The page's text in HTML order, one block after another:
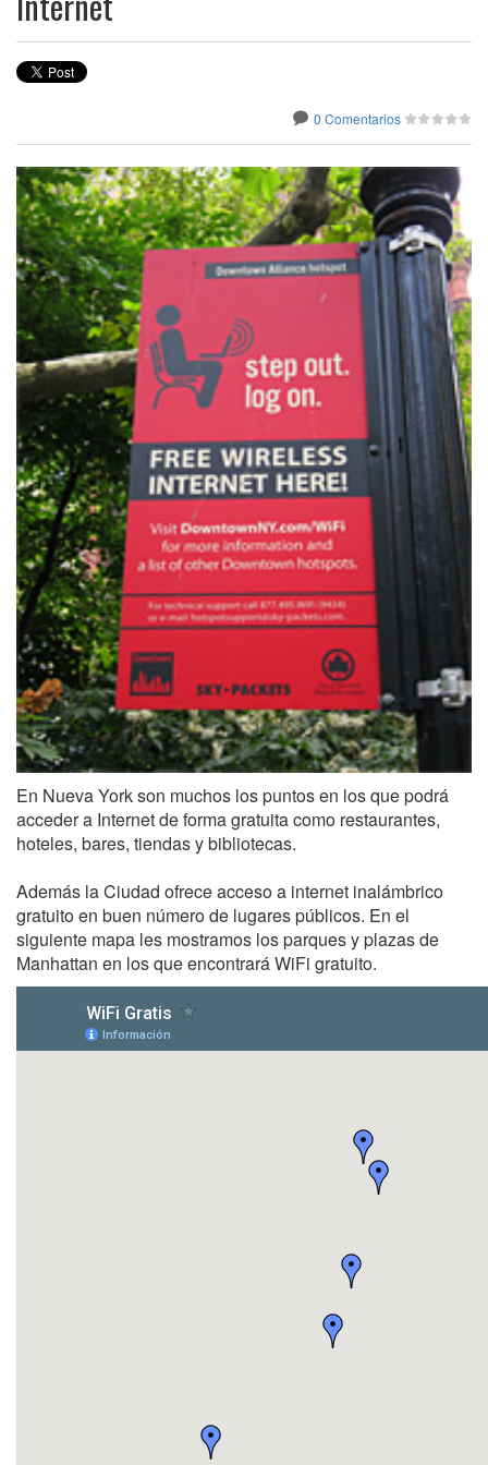
0 Comentarios
En Nueva York son muchos los puntos en los que podrá
acceder a Internet de forma gratuita como restaurantes,
hoteles, bares, tiendas y bibliotecas.
Además la Ciudad ofrece acceso a internet inalámbrico
gratuito en buen número de lugares públicos. En el
siguiente mapa les mostramos los parques y plazas de
Manhattan en los que encontrará WiFi gratuito.